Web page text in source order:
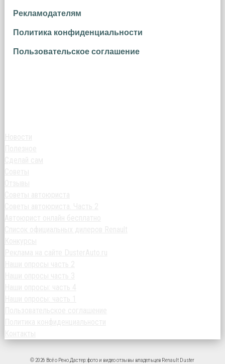
Рекламодателям
Политика конфиденциальности
Пользовательское соглашение
© 2026 Всё о Рено Дастер: фото и видео отзывы владельцев Renault Duster